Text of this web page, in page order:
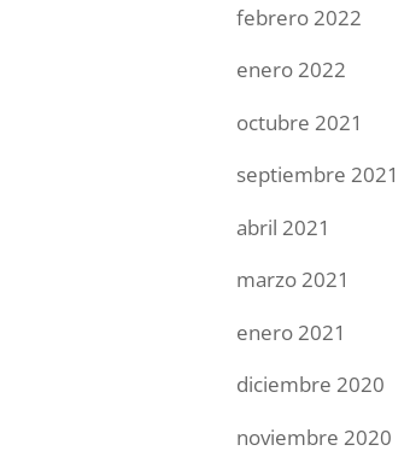
febrero 2022
enero 2022
octubre 2021
septiembre 2021
abril 2021
marzo 2021
enero 2021
diciembre 2020
noviembre 2020